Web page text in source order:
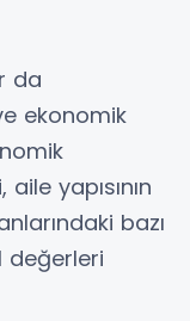
da
ekonomik
yapısının
bazı
değerleri